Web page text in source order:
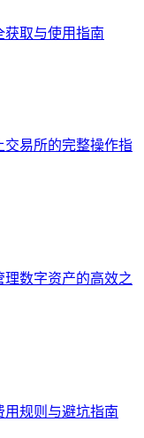
获取与使用指南
交易所的完整操作指
数字资产的高效之
用规则与避坑指南